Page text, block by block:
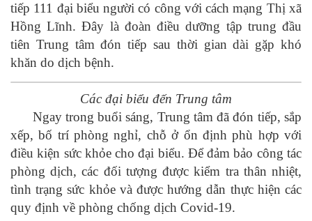
tiếp 111 đại biểu người có công với cách mạng Thị xã
Hồng Lĩnh. Đây là đoàn điều dưỡng tập trung đầu
tiên Trung tâm đón tiếp sau thời gian dài gặp khó
khăn do dịch bệnh.
Các đại biểu đến Trung tâm
Ngay trong buổi sáng, Trung tâm đã đón tiếp, sắp
xếp, bố trí phòng nghỉ, chỗ ở ổn định phù hợp với
điều kiện sức khỏe cho đại biểu. Để đảm bảo công tác
phòng dịch, các đối tượng được kiểm tra thân nhiệt,
tình trạng sức khỏe và được hướng dẫn thực hiện các
quy định về phòng chống dịch Covid-19.